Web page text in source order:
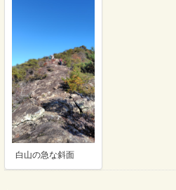
白山の急な斜面